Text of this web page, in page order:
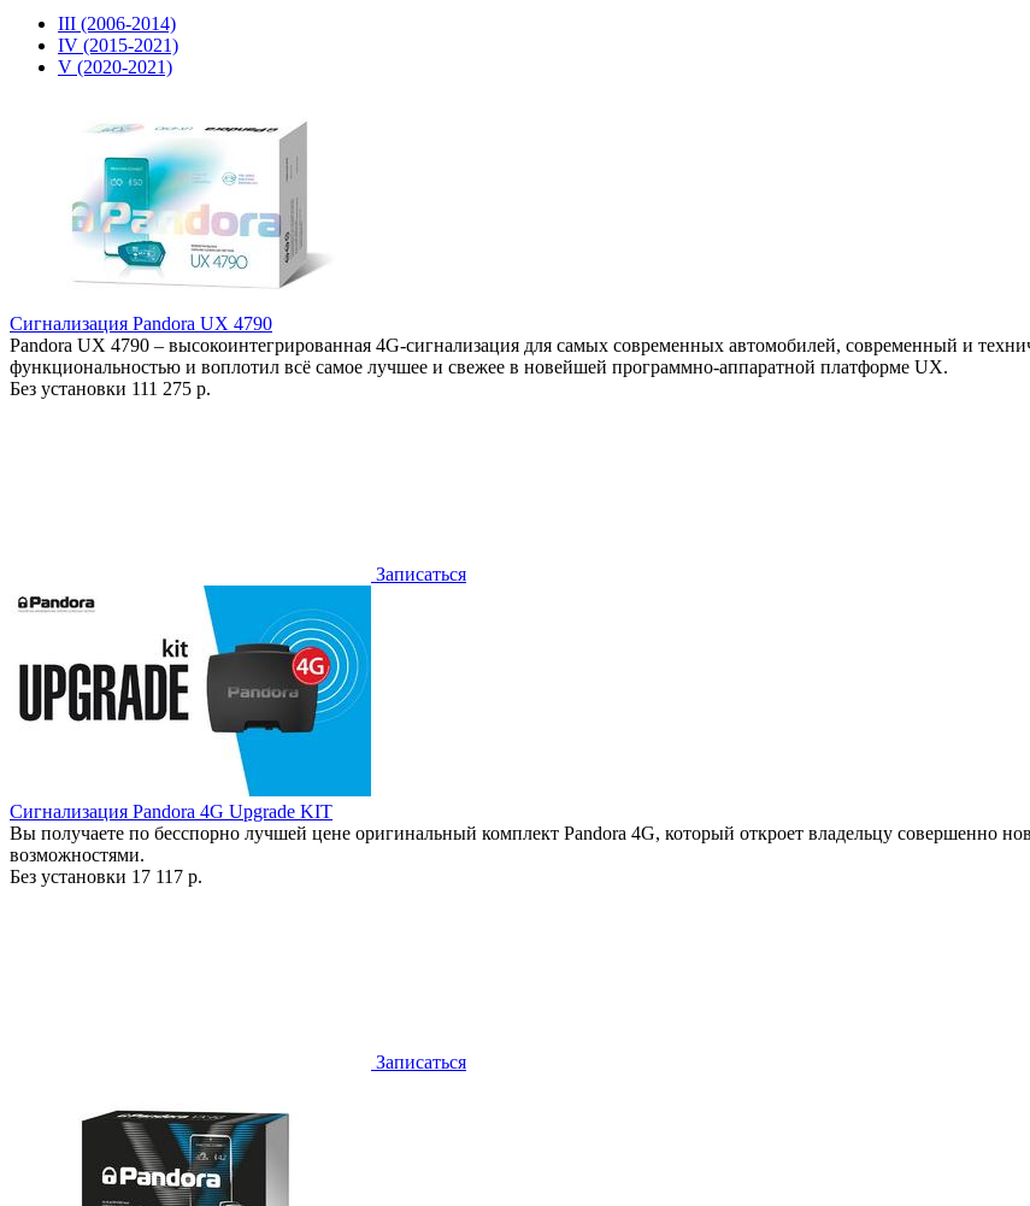
III (2006-2014)
IV (2015-2021)
V (2020-2021)
Сигнализация Pandora UX 4790
Pandora UX 4790 – высокоинтегрированная 4G-сигнализация для самых современных автомобилей, современный и
функциональностью и воплотил всё самое лучшее и свежее в новейшей программно-аппаратной платформе UX.
Без установки 111 275 р.
Записаться
Сигнализация Pandora 4G Upgrade KIT
Вы получаете по бесспорно лучшей цене оригинальный комплект Pandora 4G, который откроет владельцу совершенно
возможностями.
Без установки 17 117 р.
Записаться